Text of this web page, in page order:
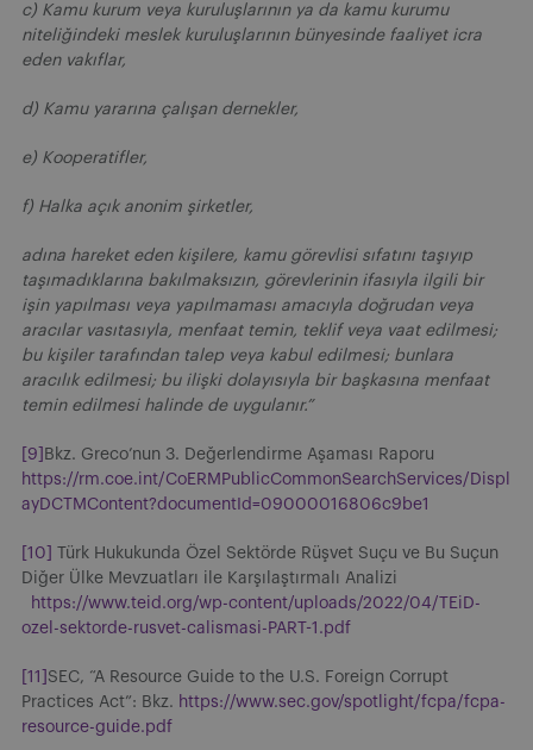
c) Kamu kurum veya kuruluşlarının ya da kamu kurumu
niteliğindeki meslek kuruluşlarının bünyesinde faaliyet icra
eden vakıflar,
d) Kamu yararına çalışan dernekler,
e) Kooperatifler,
f) Halka açık anonim şirketler,
adına hareket eden kişilere, kamu görevlisi sıfatını taşıyıp
taşımadıklarına bakılmaksızın, görevlerinin ifasıyla ilgili bir
işin yapılması veya yapılmaması amacıyla doğrudan veya
aracılar vasıtasıyla, menfaat temin, teklif veya vaat edilmesi;
bu kişiler tarafından talep veya kabul edilmesi; bunlara
aracılık edilmesi; bu ilişki dolayısıyla bir başkasına menfaat
temin edilmesi halinde de uygulanır.”
[9] Bkz. Greco’nun 3. Değerlendirme Aşaması Raporu
https://rm.coe.int/CoERMPublicCommonSearchServices/Displ
ayDCTMContent?documentId=09000016806c9be1
[10]
Türk Hukukunda Özel Sektörde Rüşvet Suçu ve Bu Suçun
Diğer Ülke Mevzuatları ile Karşılaştırmalı Analizi
https://www.teid.org/wp-content/uploads/2022/04/TEiD-
ozel-sektorde-rusvet-calismasi-PART-1.pdf
[11] SEC, “A Resource Guide to the U.S. Foreign Corrupt
Practices Act”: Bkz. https://www.sec.gov/spotlight/fcpa/fcpa-
resource-guide.pdf